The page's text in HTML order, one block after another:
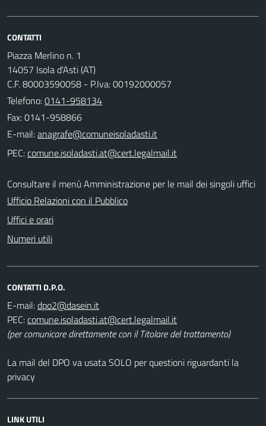
CONTATTI
Piazza Merlino n. 1
14057 Isola d'Asti (AT)
C.F. 80003590058 - P.Iva: 00192000057
Telefono:0141-958134
Fax: 0141-958866
E-mail:
PEC:
Consultare il menù Amministrazione per le mail dei singoli uffici
Ufficio Relazioni con il Pubblico
Uffici e orari
Numeri utili
CONTATTI D.P.O.
E-mail:
PEC:
(per comunicare direttamente con il Titolare del trattamento)
La mail del DPO va usata SOLO per questioni riguardanti la
privacy
LINK UTILI